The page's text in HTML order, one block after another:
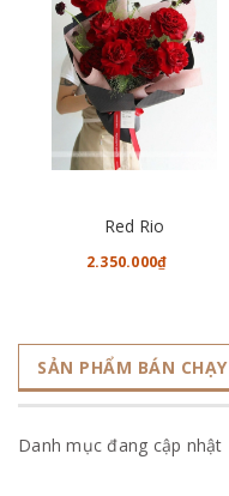
Red Rio
2.350.000₫
SẢN PHẨM BÁN CHẠY
Danh mục đang cập nhật